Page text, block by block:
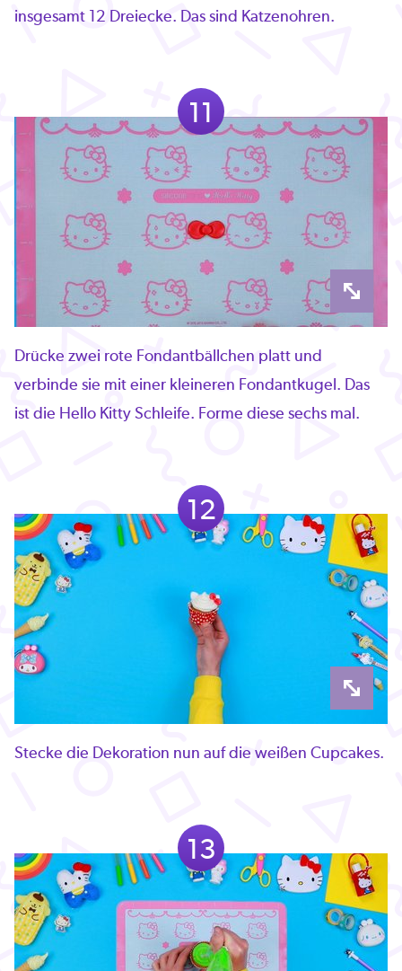
insgesamt 12 Dreiecke. Das sind Katzenohren.
11
Drücke zwei rote Fondantbällchen platt und
verbinde sie mit einer kleineren Fondantkugel. Das
ist die Hello Kitty Schleife. Forme diese sechs mal.
12
Stecke die Dekoration nun auf die weißen Cupcakes.
13